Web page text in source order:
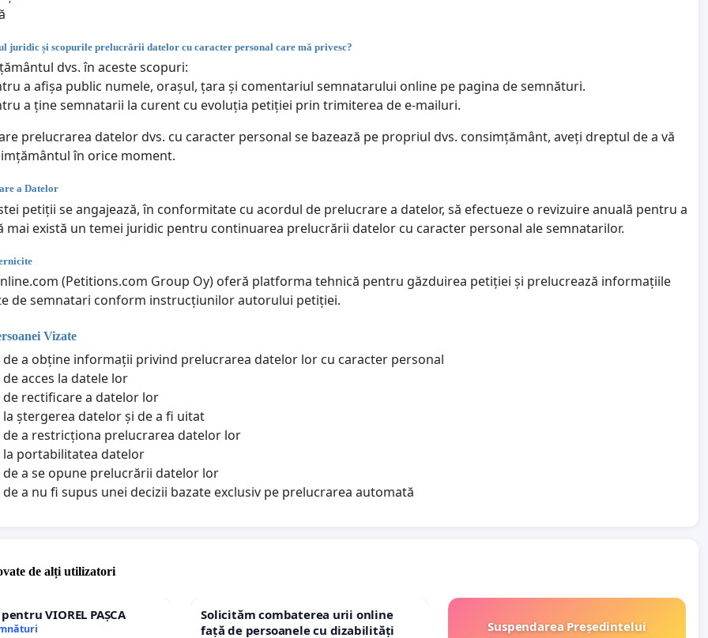
juridic și scopurile prelucrării datelor cu caracter personal care mă privesc?
dvs. în aceste scopuri:
a afișa public numele, orașul, țara și comentariul semnatarului online pe pagina de semnături.
a ține semnatarii la curent cu evoluția petiției prin trimiterea de e-mailuri.
prelucrarea datelor dvs. cu caracter personal se bazează pe propriul dvs. consimțământ, aveți dreptul de a vă
în orice moment.
a Datelor
petiții se angajează, în conformitate cu acordul de prelucrare a datelor, să efectueze o revizuire anuală pentru a
mai există un temei juridic pentru continuarea prelucrării datelor cu caracter personal ale semnatarilor.
(Petitions.com Group Oy) oferă platforma tehnică pentru găzduirea petiției și prelucrează informațiile
de semnatari conform instrucțiunilor autorului petiției.
Vizate
a obține informații privind prelucrarea datelor lor cu caracter personal
acces la datele lor
rectificare a datelor lor
ștergerea datelor și de a fi uitat
a restricționa prelucrarea datelor lor
portabilitatea datelor
a se opune prelucrării datelor lor
a nu fi supus unei decizii bazate exclusiv pe prelucrarea automată
de alți utilizatori
VIOREL PAȘCA
Solicităm combaterea urii online
față de persoanele cu dizabilități
Suspendarea Președintelui